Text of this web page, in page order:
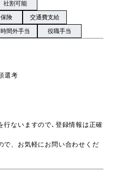
社割可能
険
交通費支給
時間外手当 役職手当
選考
ないますので､登録情報は正確
で、お気軽にお問い合わせくだ